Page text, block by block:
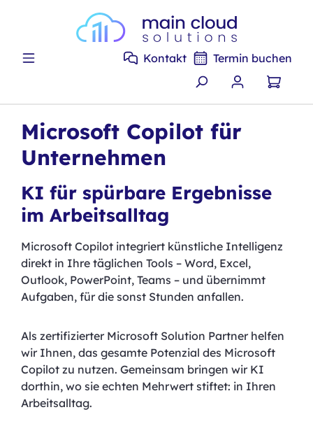
Zum Hauptinhalt springen
Kontakt Termin buchen
Microsoft Copilot für
Unternehmen
KI für spürbare Ergebnisse
im Arbeitsalltag
Microsoft Copilot integriert künstliche Intelligenz
direkt in Ihre täglichen Tools – Word, Excel,
Outlook, PowerPoint, Teams – und übernimmt
Aufgaben, für die sonst Stunden anfallen.
Als zertifizierter Microsoft Solution Partner helfen
wir Ihnen, das gesamte Potenzial des Microsoft
Copilot zu nutzen. Gemeinsam bringen wir KI
dorthin, wo sie echten Mehrwert stiftet: in Ihren
Arbeitsalltag.